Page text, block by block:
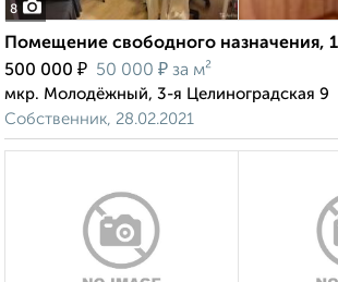
8
Помещение свободного назначения,
500 000 ₽ 50 000 ₽ за м²
мкр. Молодёжный, 3-я Целиноградская 9
Собственник, 28.02.2021